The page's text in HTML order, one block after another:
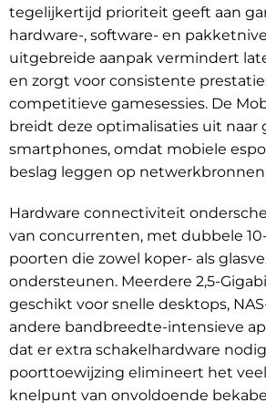
tegelijkertijd prioriteit geeft aan
hardware-, software- en
uitgebreide aanpak vermindert
en zorgt voor consistente
competitieve gamesessies. De
breidt deze optimalisaties uit naar
smartphones, omdat mobiele
beslag leggen op
Hardware connectiviteit
van concurrenten, met dubbele
poorten die zowel koper- als
ondersteunen. Meerdere 2,5-
geschikt voor snelle desktops,
andere bandbreedte-intensieve
dat er extra schakelhardware
poorttoewijzing elimineert het
knelpunt van onvoldoende